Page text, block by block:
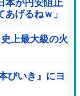
本が円安阻止
げるねｗ」
上最大級の火
びいき』にヨ